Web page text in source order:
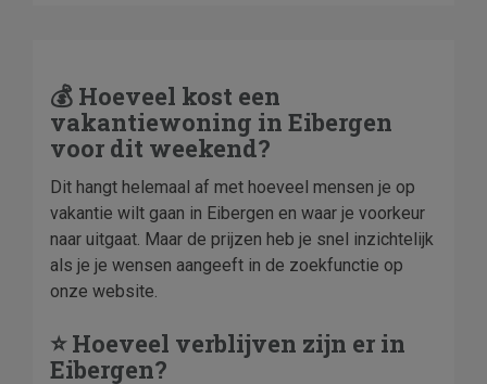
💰 Hoeveel kost een
vakantiewoning in Eibergen
voor dit weekend?
Dit hangt helemaal af met hoeveel mensen je op
vakantie wilt gaan in Eibergen en waar je voorkeur
naar uitgaat. Maar de prijzen heb je snel inzichtelijk
als je je wensen aangeeft in de zoekfunctie op
onze website.
⭐ Hoeveel verblijven zijn er in
Eibergen?